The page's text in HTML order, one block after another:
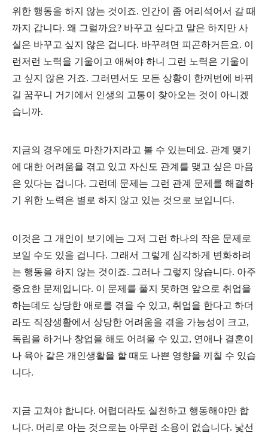
위한 행동을 하지 않는 것이죠. 인간이 좀 어리석어서 갈 때
까지 갑니다. 왜 그럴까요? 바꾸고 싶다고 말은 하지만 사
실은 바꾸고 싶지 않은 겁니다. 바꾸려면 피곤하거든요. 이
런저런 노력을 기울이고 애써야 하니 그런 노력은 기울이
고 싶지 않은 거죠. 그러면서도 모든 상황이 한꺼번에 바뀌
길 꿈꾸니 거기에서 인생의 고통이 찾아오는 것이 아니겠
습니까.
지금의 경우에도 마찬가지라고 볼 수 있는데요. 관계 맺기
에 대한 어려움을 겪고 있고 자신도 관계를 맺고 싶은 마음
은 있다는 겁니다. 그런데 문제는 그런 관계 문제를 해결하
기 위한 노력은 별로 하지 않고 있는 것으로 보입니다.
이것은 그 개인이 보기에는 그저 그런 하나의 작은 문제로
보일 수도 있을 겁니다. 그래서 그렇게 심각하게 변화하려
는 행동을 하지 않는 것이죠. 그러나 그렇지 않습니다. 아주
중요한 문제입니다. 이 문제를 풀지 못하면 앞으로 취업을
하는데도 상당한 애로를 겪을 수 있고, 취업을 한다고 하더
라도 직장생활에서 상당한 어려움을 겪을 가능성이 크고,
독립을 하거나 창업을 해도 어려울 수 있고, 연애나 결혼이
나 육아 같은 개인생활을 할 때도 나쁜 영향을 끼칠 수 있습
니다.
지금 고쳐야 합니다. 어렵더라도 실천하고 행동해야만 합
니다. 머리로 아는 것으로는 아무런 소용이 없습니다. 낯선